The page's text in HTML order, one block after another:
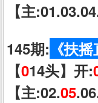
【主
145期: 《扶摇
【014头】开:
【主:02.05